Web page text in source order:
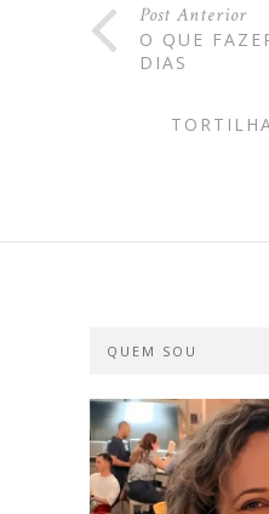
Post Anterior
O QUE
DIAS
QUEM SOU